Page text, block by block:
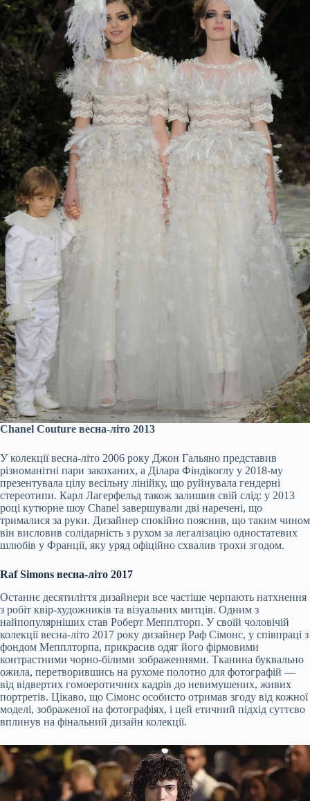
Chanel Couture весна-літо 2013
У колекції весна-літо 2006 року Джон Гальяно представив
різноманітні пари закоханих, а Ділара Фіндікоглу у 2018-му
презентувала цілу весільну лінійку, що руйнувала гендерні
стереотипи. Карл Лагерфельд також залишив свій слід: у 2013
році кутюрне шоу Chanel завершували дві наречені, що
трималися за руки. Дизайнер спокійно пояснив, що таким чином
він висловив солідарність з рухом за легалізацію одностатевих
шлюбів у Франції, яку уряд офіційно схвалив трохи згодом.
Raf Simons весна-літо 2017
Останнє десятиліття дизайнери все частіше черпають натхнення
з робіт квір-художників та візуальних митців. Одним з
найпопулярніших став Роберт Мепплторп. У своїй чоловічій
колекції весна-літо 2017 року дизайнер Раф Сімонс, у співпраці з
фондом Мепплторпа, прикрасив одяг його фірмовими
контрастними чорно-білими зображеннями. Тканина буквально
ожила, перетворившись на рухоме полотно для фотографій —
від відвертих гомоеротичних кадрів до невимушених, живих
портретів. Цікаво, що Сімонс особисто отримав згоду від кожної
моделі, зображеної на фотографіях, і цей етичний підхід суттєво
вплинув на фінальний дизайн колекції.